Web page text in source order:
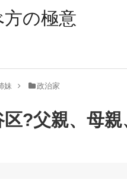
の極意
妹 政治家
?父親、母親